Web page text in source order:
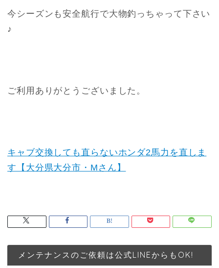
今シーズンも安全航行で大物釣っちゃって下さい
♪
ご利用ありがとうございました。
キャブ交換しても直らないホンダ2馬力を直しま
す【大分県大分市・Mさん】
メンテナンスのご依頼は公式LINEからもOK!